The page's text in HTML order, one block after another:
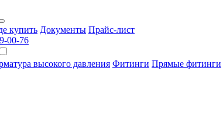
купить Документы Прайс-лист
00-76
высокого давления Фитинги Прямые фитинги